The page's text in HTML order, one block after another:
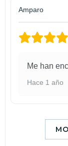
Amparo
Me han
Hace 1 año